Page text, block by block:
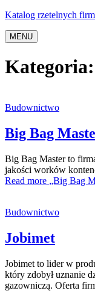
Katalog rzetelnych
MENU
Kategoria:
Budownictwo
Big Bag
Big Bag Master to
jakości worków
Read more „Big Bag
Budownictwo
Jobimet
Jobimet to lider w
który zdobył uznanie
gazowniczą. Oferta